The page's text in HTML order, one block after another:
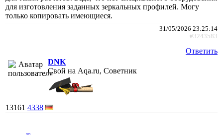
для изготовления заданных зеркальных профилей. Могу
только копировать имеющиеся.
31/05/2026 23:25:14
#3243583
Ответить
DNK
Свой на Aqa.ru, Советник
13161 4338